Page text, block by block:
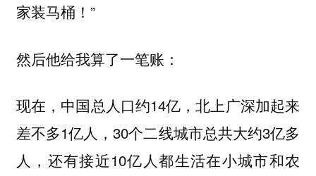
家装马桶！”
然后他给我算了一笔账：
现在，中国总人口约14亿，北上广深加起来
差不多1亿人，30个二线城市总共大约3亿多
人，还有接近10亿人都生活在小城市和农